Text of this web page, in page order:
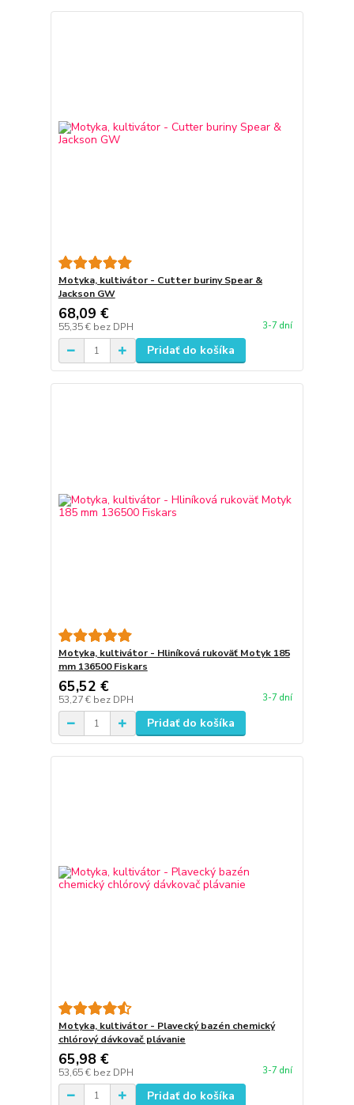
Motyka, kultivátor - Cutter buriny Spear &
Jackson GW
68,09 €
55,35 € bez DPH 3-7 dní
Pridať do košíka
Motyka, kultivátor - Hliníková rukoväť Motyk 185
mm 136500 Fiskars
65,52 €
53,27 € bez DPH 3-7 dní
Pridať do košíka
Motyka, kultivátor - Plavecký bazén chemický
chlórový dávkovač plávanie
65,98 €
53,65 € bez DPH 3-7 dní
Pridať do košíka